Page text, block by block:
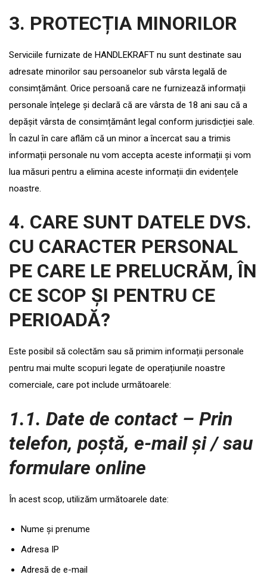
3. PROTECȚIA MINORILOR
Serviciile furnizate de HANDLEKRAFT nu sunt destinate sau
adresate minorilor sau persoanelor sub vârsta legală de
consimțământ. Orice persoană care ne furnizează informații
personale înțelege și declară că are vârsta de 18 ani sau că a
depășit vârsta de consimțământ legal conform jurisdicției sale.
În cazul în care aflăm că un minor a încercat sau a trimis
informații personale nu vom accepta aceste informații și vom
lua măsuri pentru a elimina aceste informații din evidențele
noastre.
4. CARE SUNT DATELE DVS.
CU CARACTER PERSONAL
PE CARE LE PRELUCRĂM, ÎN
CE SCOP ȘI PENTRU CE
PERIOADĂ?
Este posibil să colectăm sau să primim informații personale
pentru mai multe scopuri legate de operațiunile noastre
comerciale, care pot include următoarele:
1.1. Date de contact – Prin
telefon, poștă, e-mail și / sau
formulare online
În acest scop, utilizăm următoarele date:
Nume și prenume
Adresa IP
Adresă de e-mail